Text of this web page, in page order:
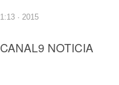
1:13 · 2015
CANAL9 NOTICIA